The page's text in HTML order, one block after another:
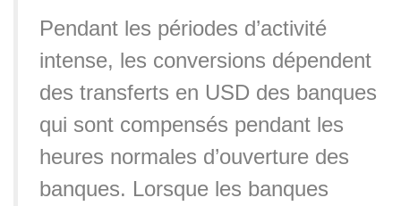
Pendant les périodes d’activité
intense, les conversions dépendent
des transferts en USD des banques
qui sont compensés pendant les
heures normales d’ouverture des
banques. Lorsque les banques